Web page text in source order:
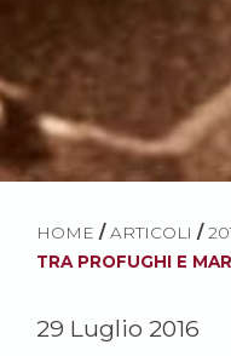
HOME / ARTICOLI /
TRA PROFUGHI E
29 Luglio 2016